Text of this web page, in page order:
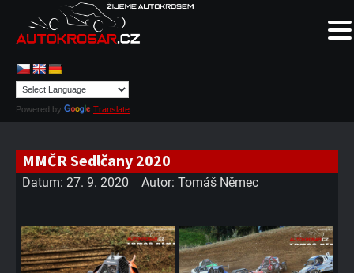
Powered by Translate
MMČR Sedlčany 2020
Datum: 27. 9. 2020 Autor: Tomáš Němec